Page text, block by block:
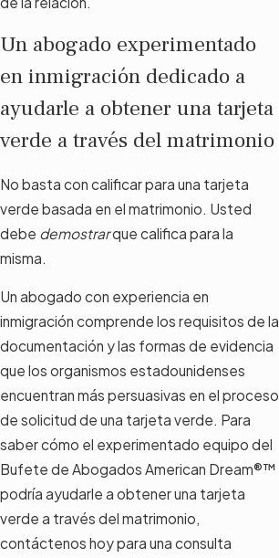
Un abogado experimentado
en inmigración dedicado a
ayudarle a obtener una tarjeta
verde a través del matrimonio
No basta con calificar para una tarjeta
verde basada en el matrimonio. Usted
debe demostrarque califica para la
misma.
Un abogado con experiencia en
inmigración comprende los requisitos de la
documentación y las formas de evidencia
que los organismos estadounidenses
encuentran más persuasivas en el proceso
de solicitud de una tarjeta verde. Para
saber cómo el experimentado equipo del
Bufete de Abogados American Dream®™
podría ayudarle a obtener una tarjeta
verde a través del matrimonio,
contáctenos hoy para una consulta